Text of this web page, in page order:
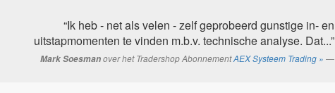
“Ik heb - net als velen - zelf geprobeerd gunstige in- en
uitstapmomenten te vinden m.b.v. technische analyse. Dat...”
Mark Soesmanover het Tradershop AbonnementAEX Systeem Trading »